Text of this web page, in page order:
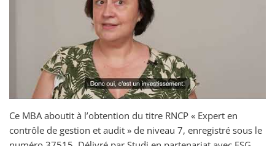
Ce MBA aboutit à l’obtention du titre RNCP « Expert en
contrôle de gestion et audit » de niveau 7, enregistré sous le